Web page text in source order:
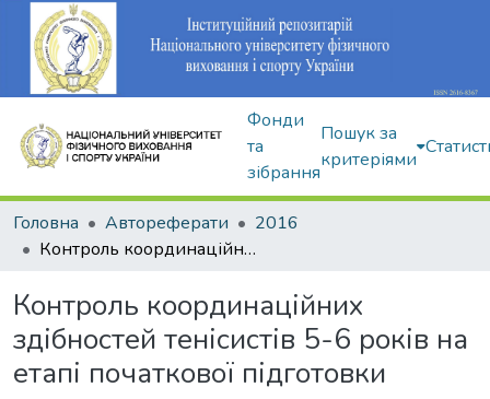
Фонди
та
зібрання
Пошук за
критеріями
Головна Автореферати
2016
Контроль координаційних здібностей тенісистів 5-6 років на етапі початкової підготовки
Контроль координаційних
здібностей тенісистів 5-6 років на
етапі початкової підготовки